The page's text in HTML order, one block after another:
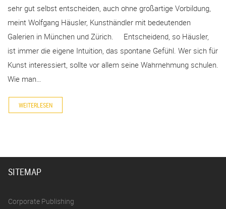
sehr gut selbst entscheiden, auch ohne großartige Vorbildung,
meint Wolfgang Häusler, Kunsthändler mit bedeutenden
Galerien in München und Zürich. Entscheidend, so Häusler,
ist immer die eigene Intuition, das spontane Gefühl. Wer sich für
Kunst interessiert, sollte vor allem seine Wahrnehmung schulen.
Wie man…
WEITERLESEN
SITEMAP
Corporate Publishing